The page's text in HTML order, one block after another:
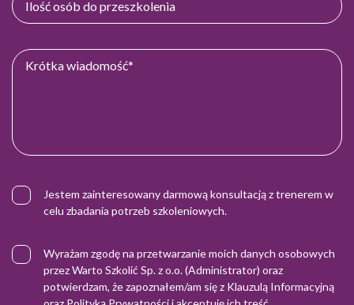
Jestem zainteresowany darmową konsultacją z trenerem w
celu zbadania potrzeb szkoleniowych.
Wyrażam zgodę na przetwarzanie moich danych osobowych
przez Warto Szkolić Sp. z o.o. (Administrator) oraz
potwierdzam, że zapoznałem/am się z Klauzulą Informacyjną